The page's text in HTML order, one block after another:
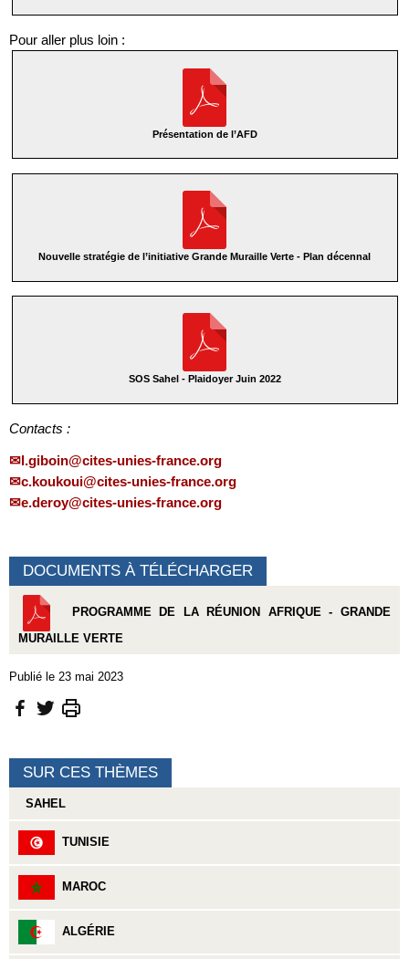
Pour aller plus loin :
Présentation de l’AFD
Nouvelle stratégie de l’initiative Grande Muraille Verte - Plan décennal
SOS Sahel - Plaidoyer Juin 2022
Contacts :
l.giboin@cites-unies-france.org
c.koukoui@cites-unies-france.org
e.deroy@cites-unies-france.org
DOCUMENTS À TÉLÉCHARGER
PROGRAMME DE LA RÉUNION AFRIQUE - GRANDE
MURAILLE VERTE
Publié le 23 mai 2023
SUR CES THÈMES
SAHEL
TUNISIE
MAROC
ALGÉRIE